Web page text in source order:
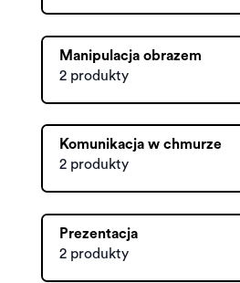
Manipulacja obrazem
2 produkty
Komunikacja w chmurze
2 produkty
Prezentacja
2 produkty